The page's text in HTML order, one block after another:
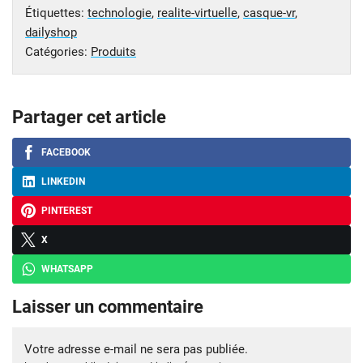
Étiquettes: technologie, realite-virtuelle, casque-vr,
dailyshop
Catégories: Produits
Partager cet article
FACEBOOK
LINKEDIN
PINTEREST
X
WHATSAPP
Laisser un commentaire
Votre adresse e-mail ne sera pas publiée.